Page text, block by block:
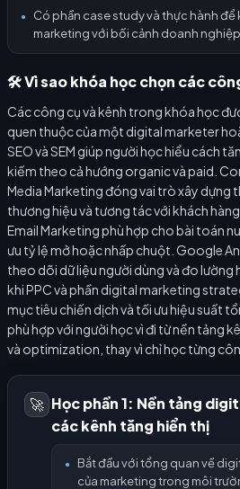
●
Có phần case study và thực hành
marketing với bối cảnh doanh
🛠️ Vì sao khóa học chọn các
Các công cụ và kênh trong khóa học
quen thuộc của một digital marketer
SEO và SEM giúp người học hiểu cách
kiếm theo cả hướng organic và paid.
Media Marketing đóng vai trò xây dựng
thương hiệu và tương tác với khách
Email Marketing phù hợp cho bài toán
ưu tỷ lệ mở hoặc nhấp chuột. Google
theo dõi dữ liệu người dùng và đo lường
khi PPC và phần digital marketing
mục tiêu chiến dịch và tối ưu hiệu suất
phù hợp với người học vì đi từ nền tảng
và optimization, thay vì chỉ học từng
🚀 Học phần 1: Nền tảng
các kênh tăng hiển thị
●
Bắt đầu với tổng quan về
của marketing trong môi